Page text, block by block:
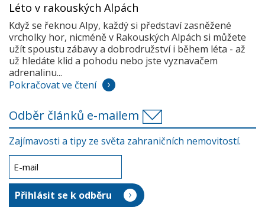
Léto v rakouských Alpách
Když se řeknou Alpy, každý si představí zasněžené
vrcholky hor, nicméně v Rakouských Alpách si můžete
užít spoustu zábavy a dobrodružství i během léta - až
už hledáte klid a pohodu nebo jste vyznavačem
adrenalinu...
Pokračovat ve čtení
Odběr článků e-mailem
Zajímavosti a tipy ze světa zahraničních nemovitostí.